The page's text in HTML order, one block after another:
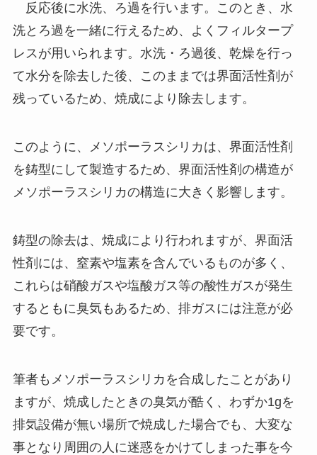
反応後に水洗、ろ過を行います。このとき、水
洗とろ過を一緒に行えるため、よくフィルタープ
レスが用いられます。水洗・ろ過後、乾燥を行っ
て水分を除去した後、このままでは界面活性剤が
残っているため、焼成により除去します。
このように、メソポーラスシリカは、界面活性剤
を鋳型にして製造するため、界面活性剤の構造が
メソポーラスシリカの構造に大きく影響します。
鋳型の除去は、焼成により行われますが、界面活
性剤には、窒素や塩素を含んでいるものが多く、
これらは硝酸ガスや塩酸ガス等の酸性ガスが発生
するともに臭気もあるため、排ガスには注意が必
要です。
筆者もメソポーラスシリカを合成したことがあり
ますが、焼成したときの臭気が酷く、わずか1gを
排気設備が無い場所で焼成した場合でも、大変な
事となり周囲の人に迷惑をかけてしまった事を今